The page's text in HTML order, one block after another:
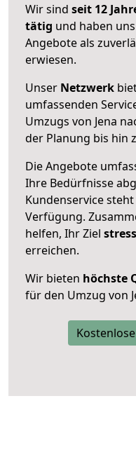
Wir sind seit 12
tätig und haben
Angebote als
erwiesen.
Unser Netzwerk
umfassenden
Umzugs von Jena
der Planung bis hin
Die Angebote
Ihre Bedürfnisse
Kundenservice
Verfügung.
helfen, Ihr Ziel
erreichen.
Wir bieten höchste
für den Umzug von